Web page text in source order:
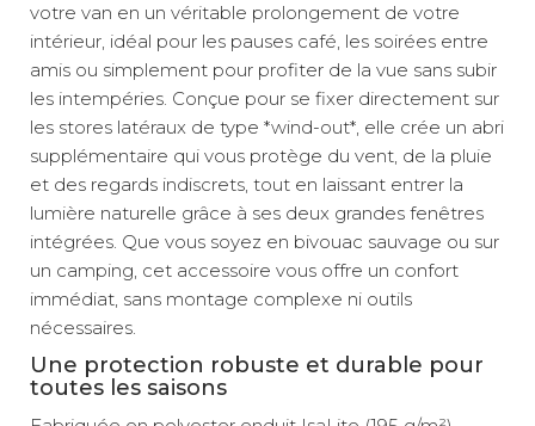
votre van en un véritable prolongement de votre
intérieur, idéal pour les pauses café, les soirées entre
amis ou simplement pour profiter de la vue sans subir
les intempéries. Conçue pour se fixer directement sur
les stores latéraux de type *wind-out*, elle crée un abri
supplémentaire qui vous protège du vent, de la pluie
et des regards indiscrets, tout en laissant entrer la
lumière naturelle grâce à ses deux grandes fenêtres
intégrées. Que vous soyez en bivouac sauvage ou sur
un camping, cet accessoire vous offre un confort
immédiat, sans montage complexe ni outils
nécessaires.
Une protection robuste et durable pour
toutes les saisons